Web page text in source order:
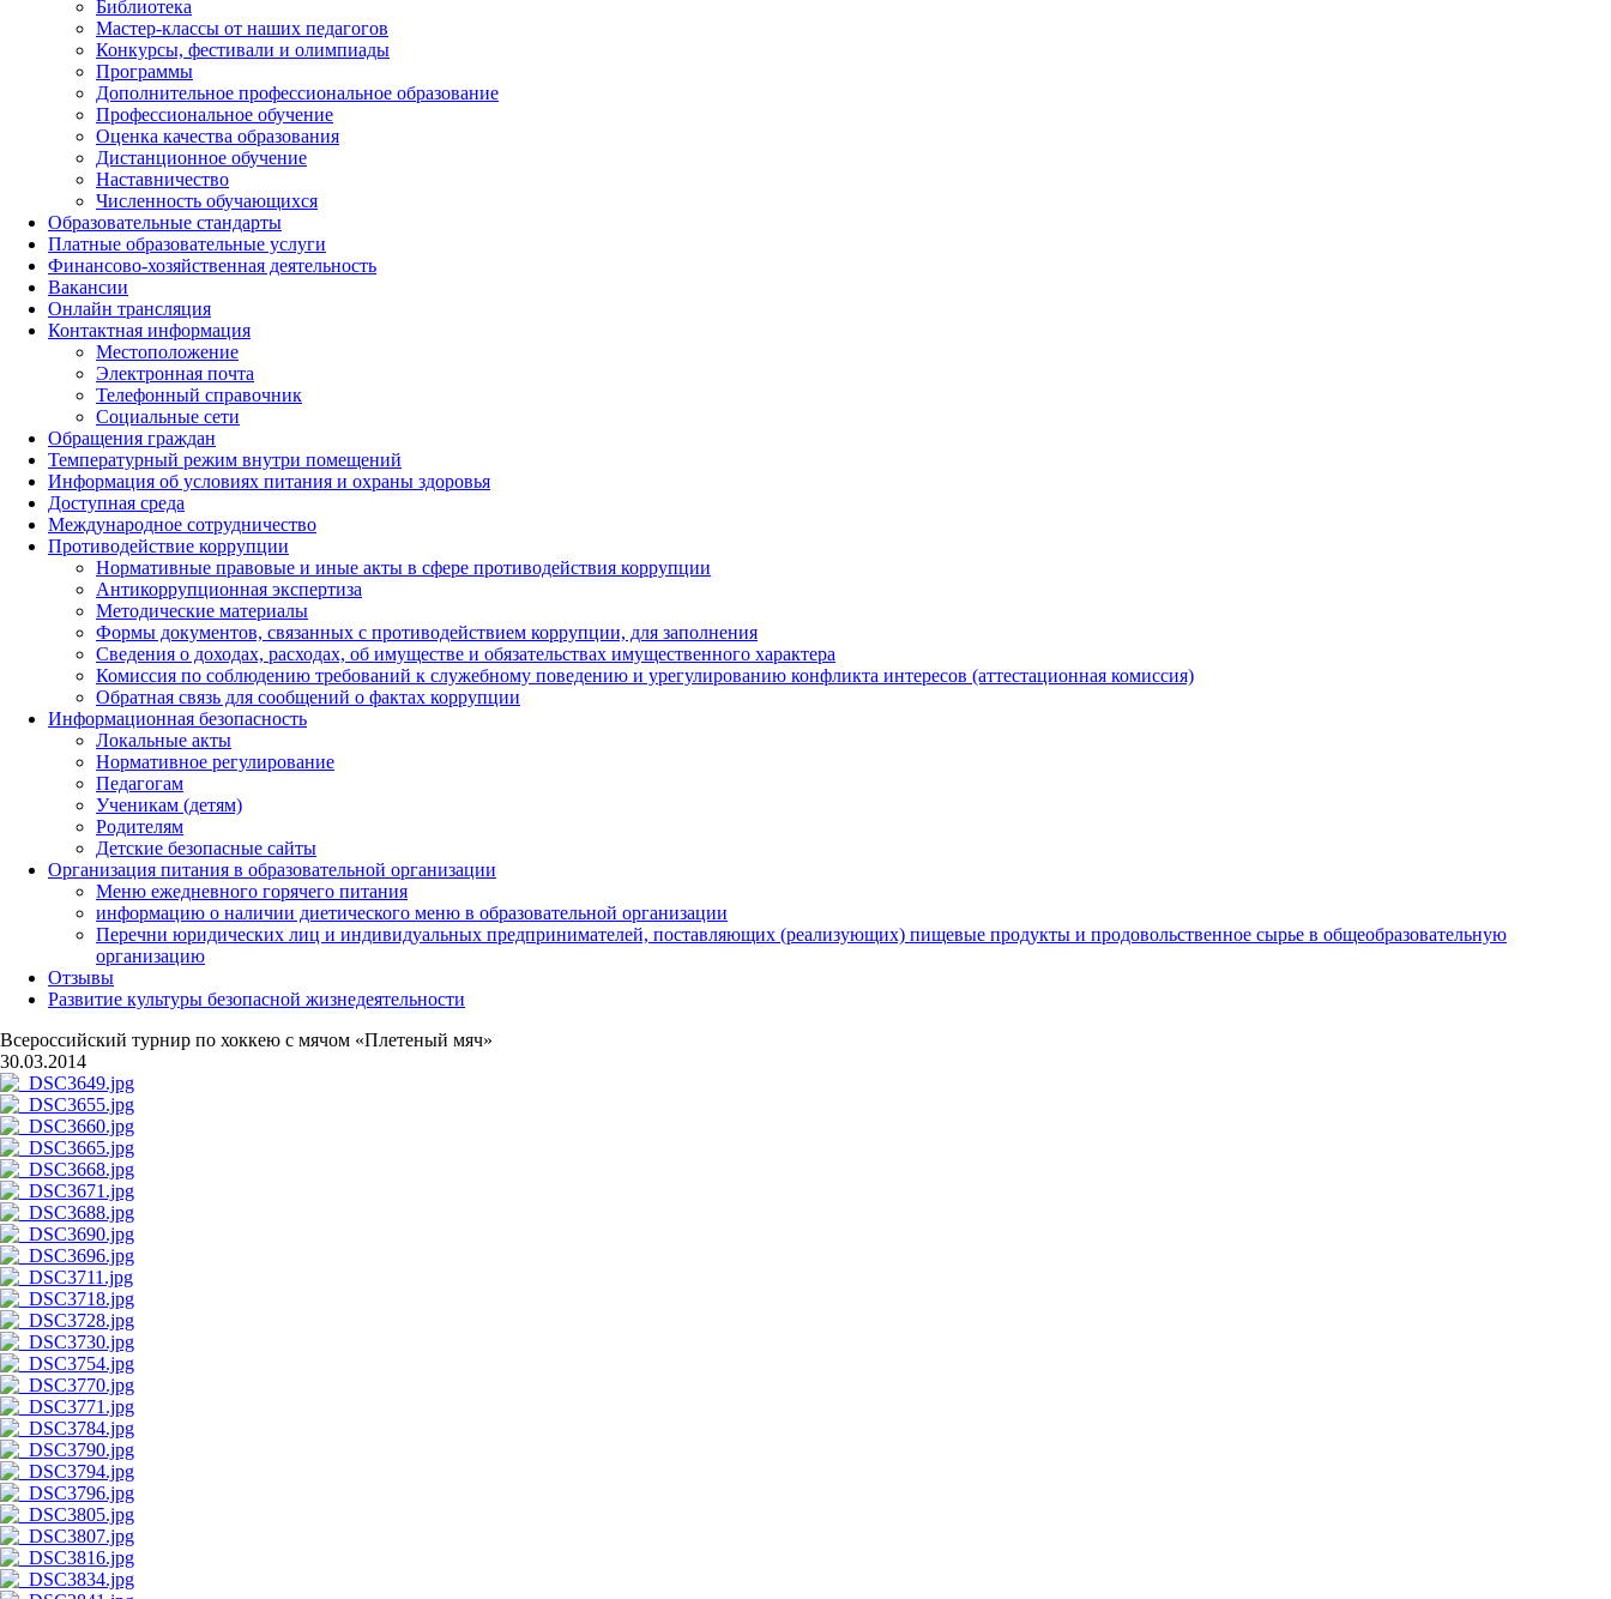
Библиотека
Мастер-классы от наших педагогов
Конкурсы, фестивали и олимпиады
Программы
Дополнительное профессиональное образование
Профессиональное обучение
Оценка качества образования
Дистанционное обучение
Наставничество
Численность обучающихся
Образовательные стандарты
Платные образовательные услуги
Финансово-хозяйственная деятельность
Вакансии
Онлайн трансляция
Контактная информация
Местоположение
Электронная почта
Телефонный справочник
Социальные сети
Обращения граждан
Температурный режим внутри помещений
Информация об условиях питания и охраны здоровья
Доступная среда
Международное сотрудничество
Противодействие коррупции
Нормативные правовые и иные акты в сфере противодействия коррупции
Антикоррупционная экспертиза
Методические материалы
Формы документов, связанных с противодействием коррупции, для заполнения
Сведения о доходах, расходах, об имуществе и обязательствах имущественного характера
Комиссия по соблюдению требований к служебному поведению и урегулированию конфликта интересов (аттестационная комиссия)
Обратная связь для сообщений о фактах коррупции
Информационная безопасность
Локальные акты
Нормативное регулирование
Педагогам
Ученикам (детям)
Родителям
Детские безопасные сайты
Организация питания в образовательной организации
Меню ежедневного горячего питания
информацию о наличии диетического меню в образовательной организации
Перечни юридических лиц и индивидуальных предпринимателей, поставляющих (реализующих) пищевые продукты и продовольственное сырье в общеобразовательную
организацию
Отзывы
Развитие культуры безопасной жизнедеятельности
Всероссийский турнир по хоккею с мячом «Плетеный мяч»
30.03.2014